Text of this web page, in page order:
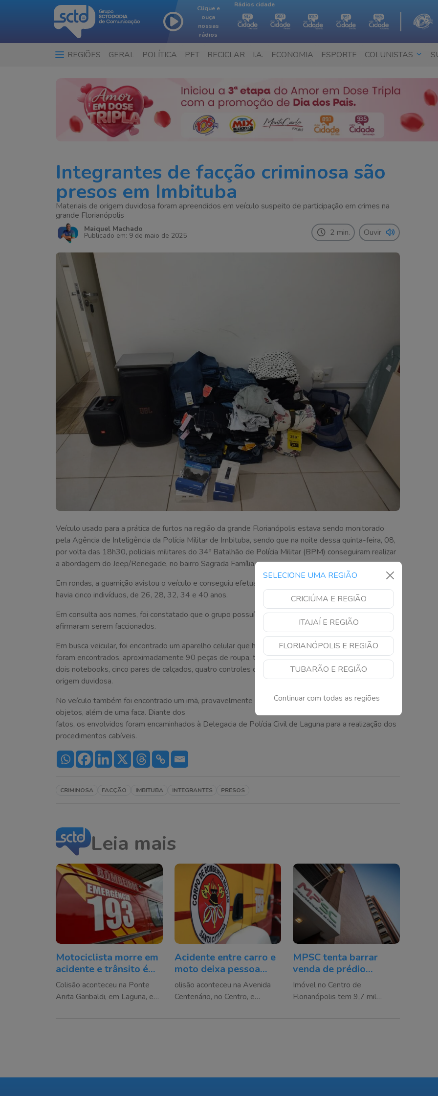
Clique e
ouça
nossas
rádios
Rádios cidade
REGIÕES GERAL POLÍTICA PET RECICLAR I.A. ECONOMIA ESPORTE COLUNISTAS
SELECIONE UMA REGIÃO
CRICIÚMA E REGIÃO
ITAJAÍ E REGIÃO
FLORIANÓPOLIS E REGIÃO
TUBARÃO E REGIÃO
Continuar com todas as regiões
Integrantes de facção criminosa são
presos em Imbituba
Materiais de origem duvidosa foram apreendidos em veículo suspeito de participação em crimes na
grande Florianópolis
Maiquel Machado
Publicado em: 9 de maio de 2025 2 min. Ouvir
Veículo usado para a prática de furtos na região da grande Florianópolis estava sendo monitorado
pela Agência de Inteligência da Polícia Militar de Imbituba, sendo que na noite dessa quinta-feira, 08,
por volta das 18h30, policiais militares do 34º Batalhão de Polícia Militar (BPM) conseguiram realizar
a abordagem do Jeep/Renegade, no bairro Sagrada Família.
Em rondas, a guarnição avistou o veículo e conseguiu efetuar a abordagem. Dentro do referido veículo
havia cinco indivíduos, de 26, 28, 32, 34 e 40 anos.
Em consulta aos nomes, foi constatado que o grupo possuía extensa ficha criminal, sendo que todos
afirmaram serem faccionados.
Em busca veicular, foi encontrado um aparelho celular que havia sido furtado em Tijucas. Também
foram encontrados, aproximadamente 90 peças de roupa, todas com etiquetas, duas caixas de som,
dois notebooks, cinco pares de calçados, quatro controles de videogame, todos aparentemente de
origem duvidosa.
No veículo também foi encontrado um imã, provavelmente utilizado para furtar roupas e outros
objetos, além de uma faca. Diante dos
fatos, os envolvidos foram encaminhados à Delegacia de Polícia Civil de Laguna para a realização dos
procedimentos cabíveis.
CRIMINOSA FACÇÃO IMBITUBA INTEGRANTES PRESOS
Leia mais
Motociclista morre em
acidente e trânsito é
desviado na BR-101
Colisão aconteceu na Ponte
Anita Garibaldi, em Laguna, e
Acidente entre carro e
moto deixa pessoa
ferida em Criciúma
olisão aconteceu na Avenida
Centenário, no Centro, e
MPSC tenta barrar
venda de prédio
destinado ao Arquivo
Público na Capital
Imóvel no Centro de
Florianópolis tem 9,7 mil